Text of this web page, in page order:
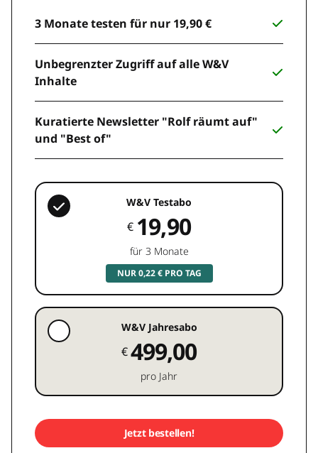
3 Monate testen für nur 19,90 €
Unbegrenzter Zugriff auf alle W&V
Inhalte
Kuratierte Newsletter "Rolf räumt auf"
und "Best of"
W&V Testabo
€ 19,90
für 3 Monate
NUR 0,22 € PRO TAG
W&V Jahresabo
€499,00
pro Jahr
Jetzt bestellen!